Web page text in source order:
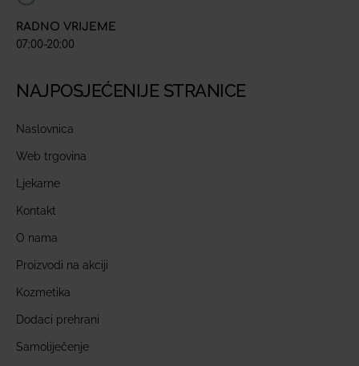
RADNO VRIJEME
07:00-20:00
NAJPOSJEĆENIJE STRANICE
Naslovnica
Web trgovina
Ljekarne
Kontakt
O nama
Proizvodi na akciji
Kozmetika
Dodaci prehrani
Samoliječenje